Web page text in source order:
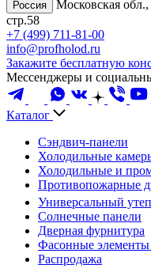
Россия
Московская
стр.58
+7 (499) 711-81-00
info@profholod.ru
Закажите бесплатную
Мессенджеры и
Каталог
Сэндвич-панели
Холодильные
Холодильные и
Противопожарные
Универсальный
Солнечные панели
Дверная фурнитура
Фасонные
Распродажа